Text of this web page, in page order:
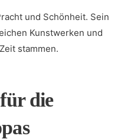
und​ Schönheit. Sein
Kunstwerken und
stammen.
die⁢